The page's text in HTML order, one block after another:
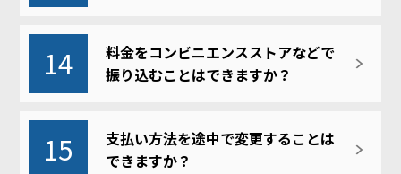
14
料金をコンビニエンスストアなどで
振り込むことはできますか？
15
支払い方法を途中で変更することは
できますか？